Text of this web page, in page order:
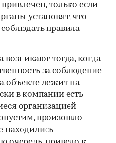
только если
установят, что
правила
возникают тогда, когда
за соблюдение
объекте лежит на
в компании есть
организацией
произошло
находились